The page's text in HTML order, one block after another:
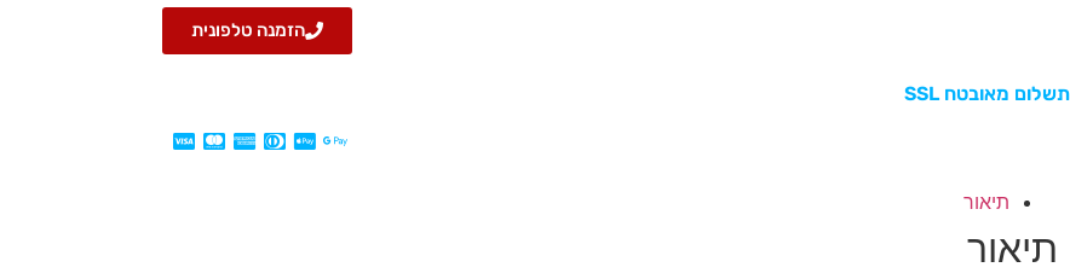
הזמנה טלפונית
תשלום מאובטח SSL
תיאור
תיאור